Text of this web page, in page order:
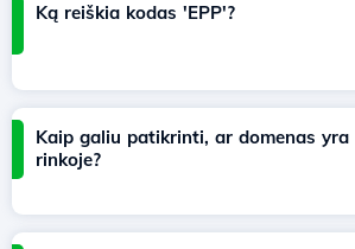
Ką reiškia kodas 'EPP'?
Kaip galiu patikrinti, ar domenas yra
rinkoje?